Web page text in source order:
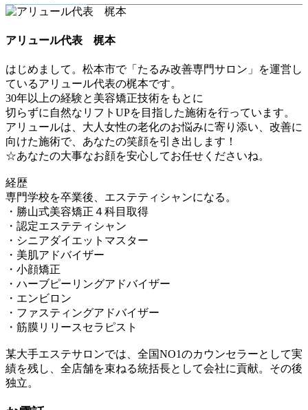
アリュール代表 梶本
はじめまして。松本市で「たるみ改善専門サロン」を運営し
ているアリュール代表の梶本です。
30年以上の経験と美容矯正技術をもとに
切らずに自然なリフトUPを目指した施術を行っています。
アリュールは、大人女性の老化のお悩みに寄り添い、改善に
向けた施術で、あなたの笑顔を引き出します！
☆あなたの大事なお顔を安心してお任せくださいね。
経歴
専門学校を卒業後、エステティシャンになる。
・勝山式美容矯正４科目取得
・認定エステティシャン
・シニアダイエットマスター
・美肌アドバイザー
・小顔矯正
・ハーブピーリングアドバイザー
・エンビロン
・ファスティングアドバイザー
・筋膜リリースセラピスト
某大手エステサロンでは、全国NO1のカウンセラーとして実
績を残し、全店舗を束ねる統括長として会社に貢献。その後
独立。